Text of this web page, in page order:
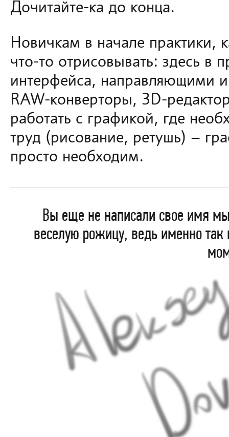
Дочитайте-ка до конца.
Новичкам в начале практики,
что-то отрисовывать: здесь в
интерфейса, направляющими
RAW-конверторы, 3D-
работать c графикой, где
труд (рисование, ретушь) –
просто необходим.
Вы еще не написали свое имя
веселую рожицу, ведь именно